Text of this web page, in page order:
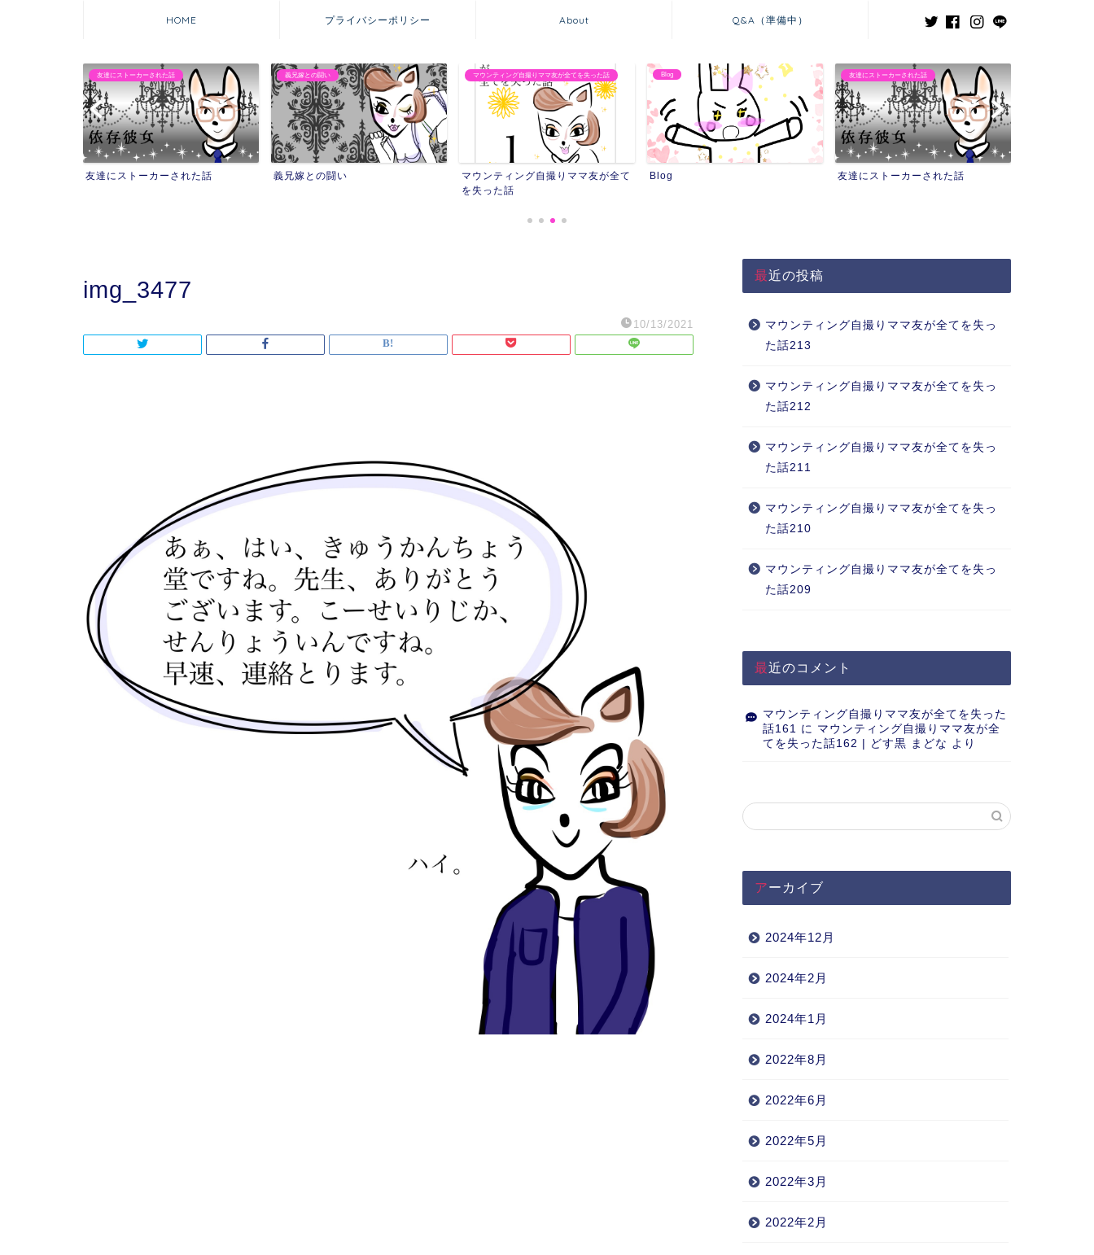
HOME プライバシーポリシー About Q&A（準備中）
友達にストーカーされた話
友達にストーカーされた話
義兄嫁との闘い
義兄嫁との闘い
マウンティング自撮りママ友が全てを失った話
マウンティング自撮りママ友が全て
を失った話
Blog
Blog
友達にストーカーされた話
友達にストーカーされた話
img_3477
10/13/2021
最近の投稿
マウンティング自撮りママ友が全てを失っ
た話213
マウンティング自撮りママ友が全てを失っ
た話212
マウンティング自撮りママ友が全てを失っ
た話211
マウンティング自撮りママ友が全てを失っ
た話210
マウンティング自撮りママ友が全てを失っ
た話209
最近のコメント
マウンティング自撮りママ友が全てを失った
話161 に マウンティング自撮りママ友が全
てを失った話162 | どす黒 まどな より
アーカイブ
2024年12月
2024年2月
2024年1月
2022年8月
2022年6月
2022年5月
2022年3月
2022年2月